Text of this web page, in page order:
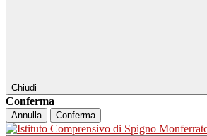
Chiudi
Conferma
Annulla Conferma